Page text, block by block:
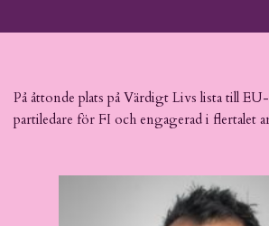
På åttonde plats på Värdigt Livs lista till
partiledare för FI och engagerad i flertalet